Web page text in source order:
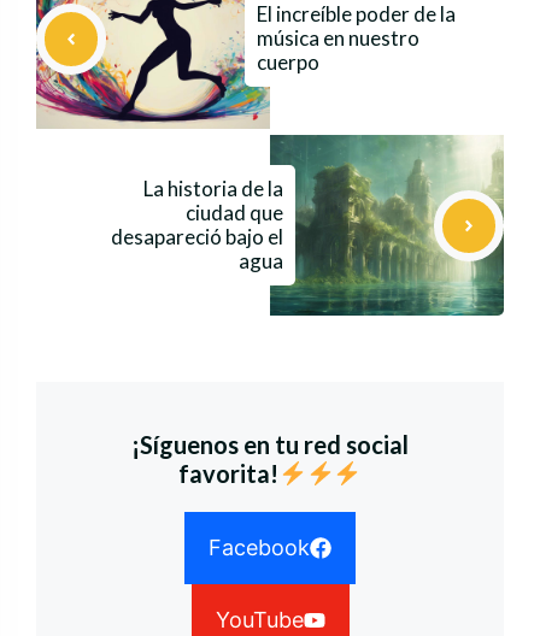
El increíble poder de la
música en nuestro
cuerpo
La historia de la
ciudad que
desapareció bajo el
agua
¡Síguenos en tu red social
favorita!
Facebook
YouTube